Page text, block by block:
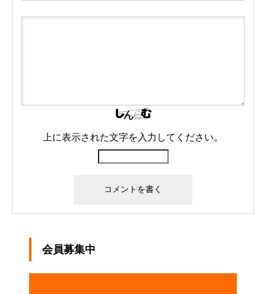
上に表示された文字を入力してください。
会員募集中